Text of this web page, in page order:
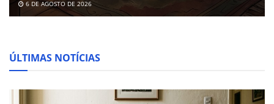
6 DE AGOSTO DE 2026
ÚLTIMAS NOTÍCIAS